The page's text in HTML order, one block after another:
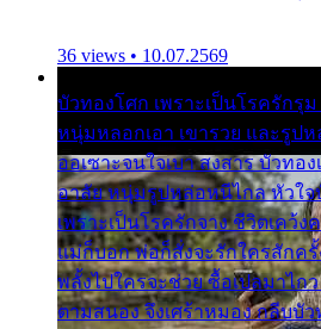
36 views • 10.07.2569
บัวทองโศก เพราะเป็นโรครัก
หนุ่มหลอกเอา เขารวย และรูป
ออเซาะจนใจเบา สงสาร บัวทอ
อาลัย หนุ่มรูปหล่อหนีไกล หัวใจ
เพราะเป็นโรครักจาง ชีวิตเคว้ง
แม่ก็บอก พ่อก็สั่งจะรักใครสักครั้
พลั้งไปใครจะช่วย ซื้อเปลมาไก
ตามสนอง จึงเศร้าหมอง กลีบบั